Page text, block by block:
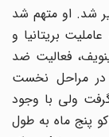
باکو دستگیر شد. او متهم شد
بریتانیا و
فعالیت ضد
مراحل نخست
ولی با وجود
پنج ماه به طول